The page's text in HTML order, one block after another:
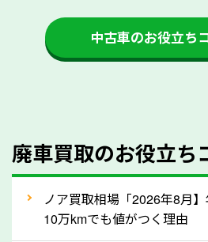
付金をお客様に返還しない業者
をする際には、自動車税の還付
かを確認するようにしてくださ
人気の車種は廃車の状態でも、
産車は高く買取が可能です。「
中古車のお役立ち
廃車買取のお役立ち
ノア買取相場「2026年8月
10万kmでも値がつく理由